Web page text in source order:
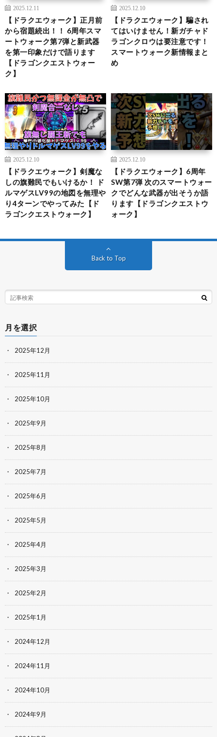
2025.12.11
【ドラクエウォーク】正月前
から宿題続出！！ 6周年スマ
ートウォーク第7弾と新武器
を第一印象だけで語ります
【ドラゴンクエストウォー
ク】
2025.12.10
【ドラクエウォーク】騙され
てはいけません！新ガチャド
ラゴンクロウは要注意です！
スマートウォーク新情報まと
め
2025.12.10
【ドラクエウォーク】剣魔な
しの旗難民でもいけるか！ ド
ルマゲスLV99の地図を無理や
り4ターンでやってみた【ド
ラゴンクエストウォーク】
2025.12.10
【ドラクエウォーク】6周年
SW第7弾 次のスマートウォー
クでどんな武器が出そうか語
ります【ドラゴンクエストウ
ォーク】
Back to Top
月を選択
2025年12月
2025年11月
2025年10月
2025年9月
2025年8月
2025年7月
2025年6月
2025年5月
2025年4月
2025年3月
2025年2月
2025年1月
2024年12月
2024年11月
2024年10月
2024年9月